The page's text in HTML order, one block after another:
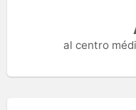
al centro